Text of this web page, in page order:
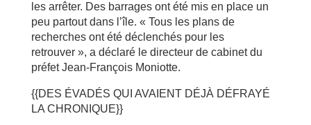
les arrêter. Des barrages ont été mis en place un
peu partout dans l’île. « Tous les plans de
recherches ont été déclenchés pour les
retrouver », a déclaré le directeur de cabinet du
préfet Jean-François Moniotte.
{{DES ÉVADÉS QUI AVAIENT DÉJÀ DÉFRAYÉ
LA CHRONIQUE}}